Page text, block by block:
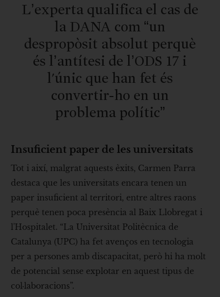
L’experta qualifica el cas de
la DANA com “un
despropòsit absolut perquè
és l’antítesi de l’ODS 17 i
l'únic que han fet és
convertir-ho en un
problema polític”
Insuficient paper de les universitats
Tot i així, malgrat aquests èxits, Carmen Parra
destaca que les universitats encara tenen un
paper insuficient al territori, entre altres raons
perquè tenen poca presència al Baix Llobregat i
l'Hospitalet. “La Universitat Politècnica de
Catalunya (UPC) ha fet avenços en tecnologia
per a persones amb discapacitat, però hi ha molt
de potencial sense explotar en aquest tipus de
col·laboracions”.